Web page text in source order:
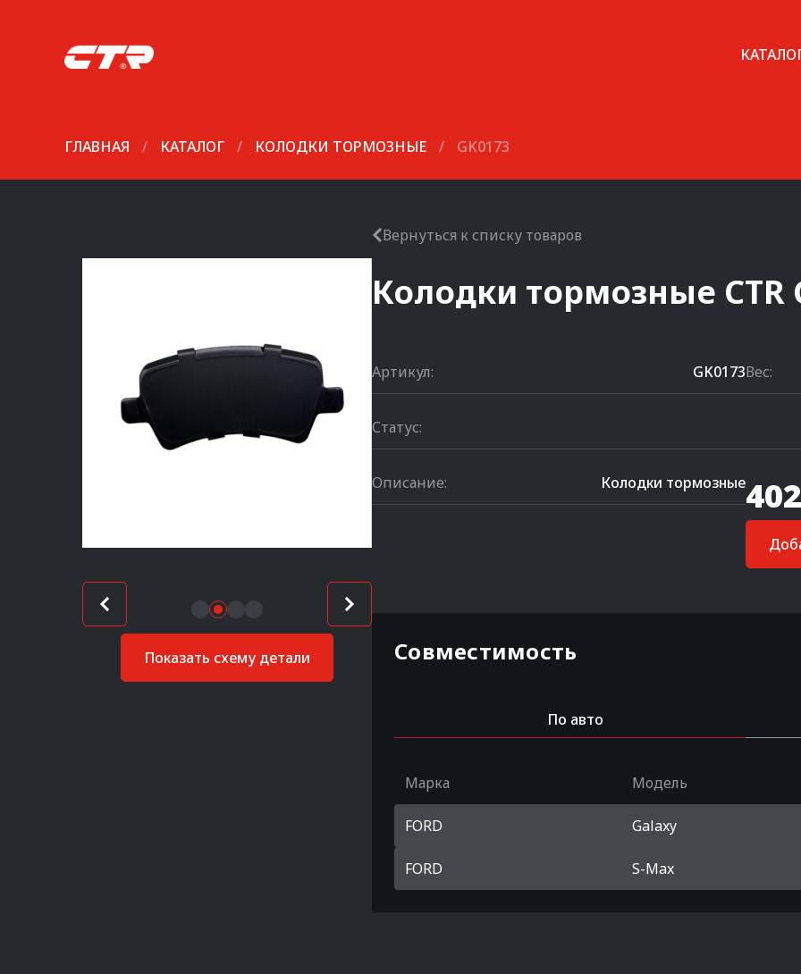
ГЛАВНАЯ / КАТАЛОГ / КОЛОДКИ ТОРМОЗНЫЕ / GK0173
Показать схему детали
Вернуться к списку товаров
Колодки тормозные CTR
Артикул: GK0173Вес:
Статус:
Описание: Колодки тормозные
Совместимость
По авто
Марка Модель
FORD Galaxy
FORD S-Max